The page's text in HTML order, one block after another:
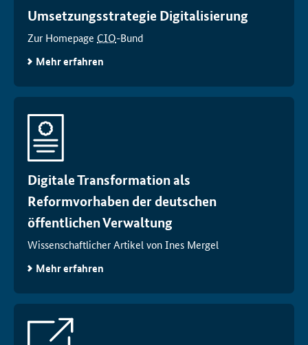
Umsetzungsstrategie Digitalisierung
Zur Homepage CIO-Bund
Mehr erfahren
Digitale Transformation als
Reformvorhaben der deutschen
öffentlichen Verwaltung
Wissenschaftlicher Artikel von Ines Mergel
Mehr erfahren